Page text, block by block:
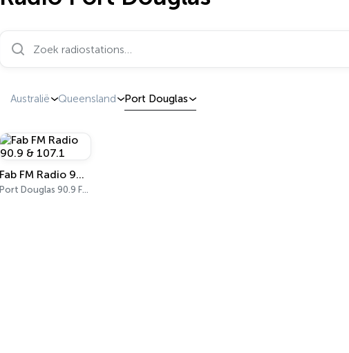
Zoek radiostations…
Australië Queensland Port Douglas
Fab FM Radio 90.9 & 107.1
Port Douglas 90.9 FM, 107.1 FM